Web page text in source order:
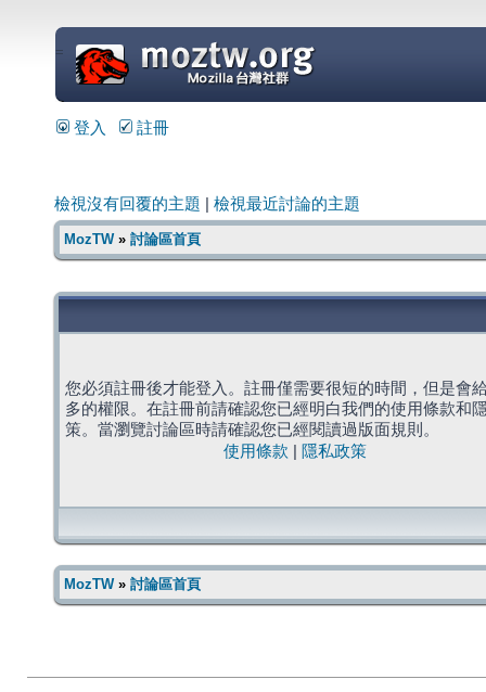
=
登入 註冊
檢視沒有回覆的主題 檢視最近討論的主題
MozTW» 討論區首頁
您必須註冊後才能登入。註冊僅需要很短的時間，但是會
多的權限。在註冊前請確認您已經明白我們的使用條款和
策。當瀏覽討論區時請確認您已經閱讀過版面規則。
使用條款
隱私政策
MozTW» 討論區首頁